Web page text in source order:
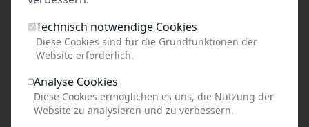
Preis unbekannt
Tickets kaufen
Technisch notwendige Cookies
Diese Cookies sind für die Grundfunktionen der
Website erforderlich.
Analyse Cookies
Diese Cookies ermöglichen es uns, die Nutzung der
Website zu analysieren und zu verbessern.